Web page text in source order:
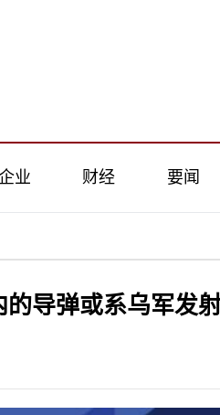
业 财经 要闻
导弹或系乌军发